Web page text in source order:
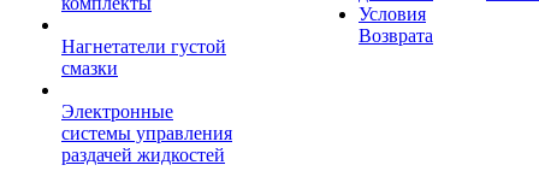
Нагнетатели густой
смазки
Электронные
системы управления
раздачей жидкостей
Условия
Возврата